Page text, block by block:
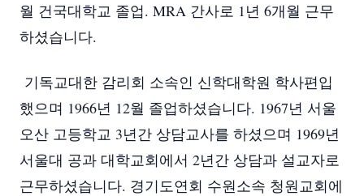
월 건국대학교 졸업. MRA 간사로 1년 6개월 근무
하셨습니다.
기독교대한 감리회 소속인 신학대학원 학사편입
했으며 1966년 12월 졸업하셨습니다. 1967년 서울
오산 고등학교 3년간 상담교사를 하셨으며 1969년
서울대 공과 대학교회에서 2년간 상담과 설교자로
근무하셨습니다. 경기도연회 수원소속 청원교회에